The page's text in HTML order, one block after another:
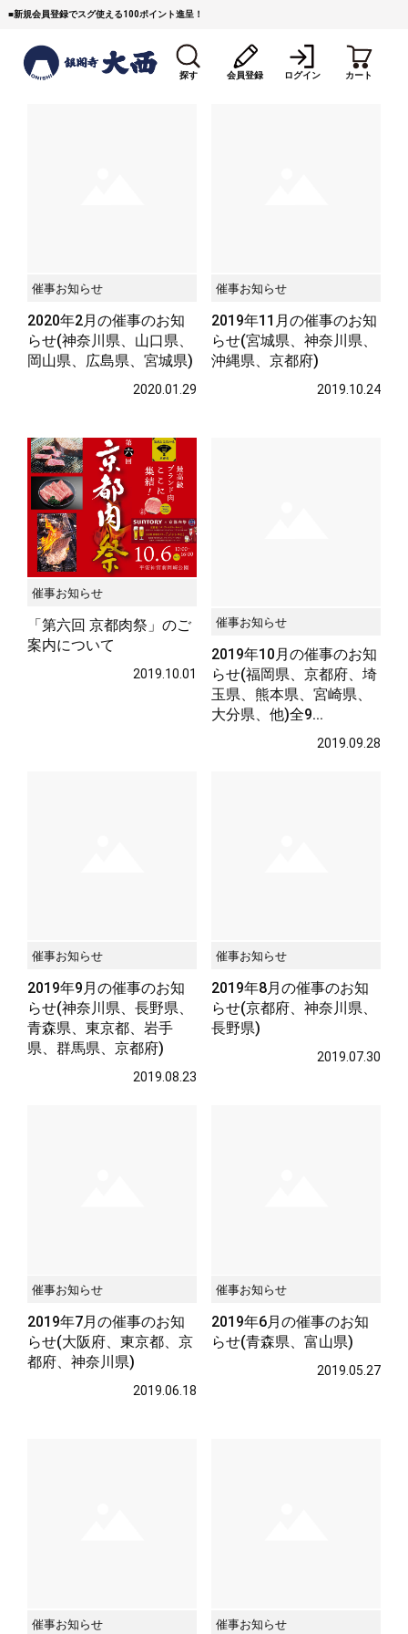
■新規会員登録でスグ使える100ポイント進呈！
探す
しゃぶしゃぶ コマ切れミンチ
焼豚など（豚肉の加工
品）
牛丼など（牛肉の加工
カレー・コロッケ・ハン
バーグ
サステナブル・和牛
（熟）
会員登録 ログイン カート
催事お知らせ
2020年2月の催事のお知
らせ(神奈川県、山口県、
岡山県、広島県、宮城県)
2020.01.29
催事お知らせ
2019年11月の催事のお知
らせ(宮城県、神奈川県、
沖縄県、京都府)
2019.10.24
催事お知らせ
「第六回 京都肉祭」のご
案内について
2019.10.01
催事お知らせ
2019年10月の催事のお知
らせ(福岡県、京都府、埼
玉県、熊本県、宮崎県、
大分県、他)全9...
2019.09.28
催事お知らせ
2019年9月の催事のお知
らせ(神奈川県、長野県、
青森県、東京都、岩手
県、群馬県、京都府)
2019.08.23
催事お知らせ
2019年8月の催事のお知
らせ(京都府、神奈川県、
長野県)
2019.07.30
催事お知らせ
2019年7月の催事のお知
らせ(大阪府、東京都、京
都府、神奈川県)
2019.06.18
催事お知らせ
2019年6月の催事のお知
らせ(青森県、富山県)
2019.05.27
催事お知らせ 催事お知らせ